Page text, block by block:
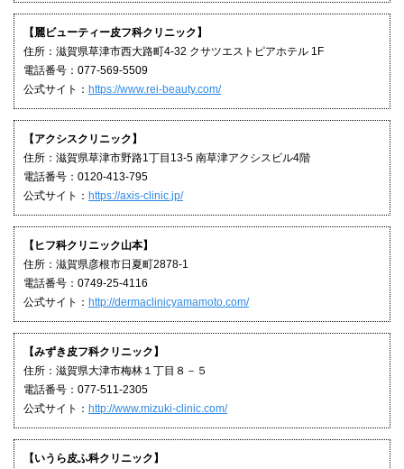
【麗ビューティー皮フ科クリニック】
住所：滋賀県草津市西大路町4-32 クサツエストピアホテル 1F
電話番号：077-569-5509
公式サイト： https://www.rei-beauty.com/
【アクシスクリニック】
住所：滋賀県草津市野路1丁目13-5 南草津アクシスビル4階
電話番号：0120-413-795
公式サイト： https://axis-clinic.jp/
【ヒフ科クリニック山本】
住所：滋賀県彦根市日夏町2878-1
電話番号：0749-25-4116
公式サイト： http://dermaclinicyamamoto.com/
【みずき皮フ科クリニック】
住所：滋賀県大津市梅林１丁目８－５
電話番号：077-511-2305
公式サイト： http://www.mizuki-clinic.com/
【いうら皮ふ科クリニック】